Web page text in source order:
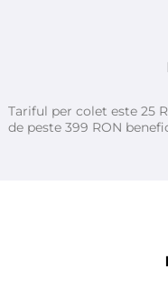
Tariful per colet este 25
de peste 399 RON